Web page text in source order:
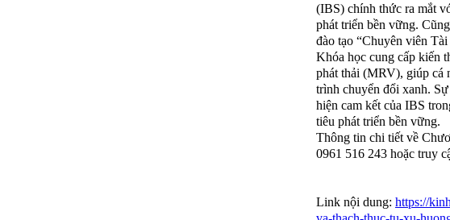
(IBS) chính thức ra mắt
phát triển bền vững.
đào tạo “Chuyên viên
Khóa học cung cấp kiến
phát thải (MRV), giúp cá
trình chuyển đổi xanh.
hiện cam kết của IBS
tiêu phát triển bền vững.
Thông tin chi tiết về
0961 516 243 hoặc truy
Link nội dung: https://